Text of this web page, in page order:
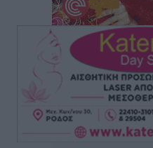
Μόνιμες θέσεις στους
προϋποθέσεις, η 24μηνη
για τους δήμους
Τοπικές Ειδήσεις• πριν 7 ώρες
Δεύτερη πηγή
ψαράδες ο αλιευτικός